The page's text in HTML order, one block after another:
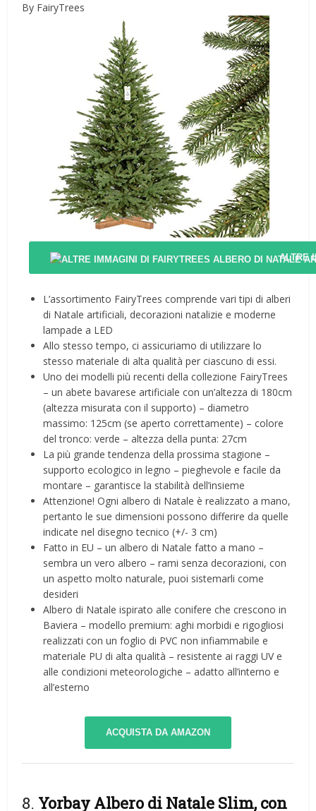
By FairyTrees
ALTRE
L’assortimento FairyTrees comprende vari tipi di alberi
di Natale artificiali, decorazioni natalizie e moderne
lampade a LED
Allo stesso tempo, ci assicuriamo di utilizzare lo
stesso materiale di alta qualità per ciascuno di essi.
Uno dei modelli più recenti della collezione FairyTrees
– un abete bavarese artificiale con un’altezza di 180cm
(altezza misurata con il supporto) – diametro
massimo: 125cm (se aperto correttamente) – colore
del tronco: verde – altezza della punta: 27cm
La più grande tendenza della prossima stagione –
supporto ecologico in legno – pieghevole e facile da
montare – garantisce la stabilità dell’insieme
Attenzione! Ogni albero di Natale è realizzato a mano,
pertanto le sue dimensioni possono differire da quelle
indicate nel disegno tecnico (+/- 3 cm)
Fatto in EU – un albero di Natale fatto a mano –
sembra un vero albero – rami senza decorazioni, con
un aspetto molto naturale, puoi sistemarli come
desideri
Albero di Natale ispirato alle conifere che crescono in
Baviera – modello premium: aghi morbidi e rigogliosi
realizzati con un foglio di PVC non infiammabile e
materiale PU di alta qualità – resistente ai raggi UV e
alle condizioni meteorologiche – adatto all’interno e
all’esterno
ACQUISTA DA AMAZON
8. Yorbay Albero di Natale Slim, con